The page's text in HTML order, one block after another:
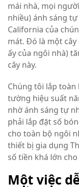
mái nhà, mọi
nhiều) ánh sáng
California của
mát. Đó là một
ấy của ngôi nhà)
cây này.
Chúng tôi lắp toàn
tường hiệu suất
nhờ ánh sáng tự
phải lắp đặt số
cho toàn bộ ngôi
thiết bị gia dụng
số tiền khá lớn
Một việc